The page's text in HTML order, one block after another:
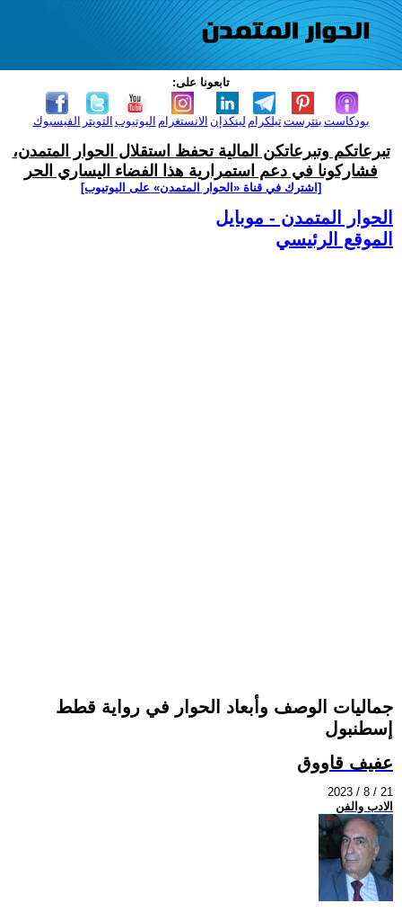
تابعونا على:
الفيسبوك التويتر اليوتيوب الانستغرام لينكدإن تيلكرامبنترست بودكاست
تبرعاتكم وتبرعاتكن المالية تحفظ استقلال الحوار المتمدن،
فشاركونا في دعم استمرارية هذا الفضاء اليساري الحر
[اشترك في قناة ‫«الحوار المتمدن» على اليوتيوب]
الحوار المتمدن - موبايل
الموقع الرئيسي
جماليات الوصف وأبعاد الحوار في رواية قطط
إسطنبول
عفيف قاووق
2023 / 8 / 21
الادب والفن